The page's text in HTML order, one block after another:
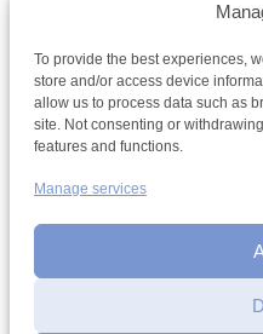
To provide the best experiences,
store and/or access device
allow us to process data such as
site. Not consenting or
features and functions.
Manage services
Find a youth hostel
Discover activities
School Trips and
Teambuilding
Youth Hostels